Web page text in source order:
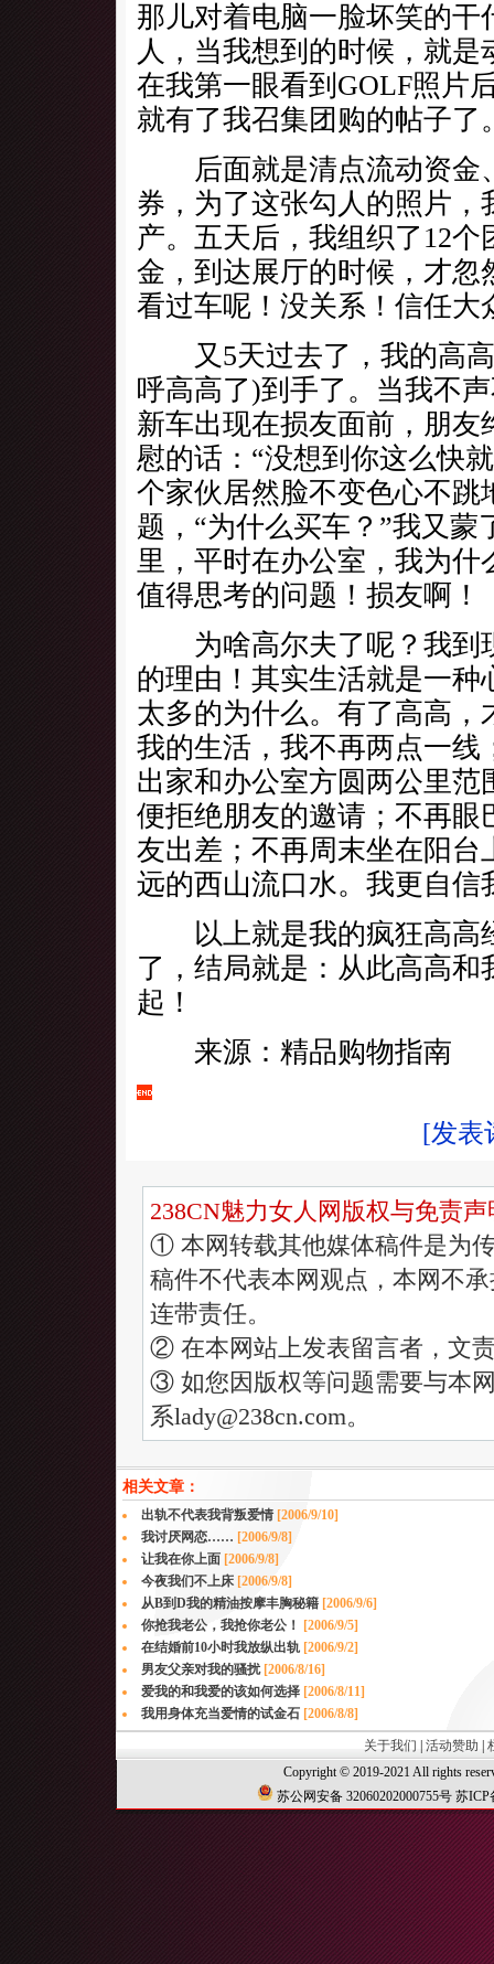
那儿对着电脑一脸坏笑的干
人，当我想到的时候，就
在我第一眼看到GOLF照片
就有了我召集团购的帖子了
后面就是清点流动资金
券，为了这张勾人的照片，
产。五天后，我组织了12个
金，到达展厅的时候，才忽
看过车呢！没关系！信任大
又5天过去了，我的高高
呼高高了)到手了。当我不
新车出现在损友面前，朋友
慰的话：“没想到你这么快
个家伙居然脸不变色心不跳
题，“为什么买车？”我又蒙
里，平时在办公室，我为什
值得思考的问题！损友啊！
为啥高尔夫了呢？我到
的理由！其实生活就是一种
太多的为什么。有了高高，
我的生活，我不再两点一线
出家和办公室方圆两公里范
便拒绝朋友的邀请；不再眼
友出差；不再周末坐在阳台
远的西山流口水。我更自信
以上就是我的疯狂高高
了，结局就是：从此高高和
起！
来源：精品购物指南
[发表
238CN魅力女人网版权与免责声
① 本网转载其他媒体稿件是为
稿件不代表本网观点，本网不
连带责任。
② 在本网站上发表留言者，文
③ 如您因版权等问题需要与本
系lady@238cn.com。
相关文章：
出轨不代表我背叛爱情 [2006/9/10]
我讨厌网恋…… [2006/9/8]
让我在你上面 [2006/9/8]
今夜我们不上床 [2006/9/8]
从B到D我的精油按摩丰胸秘籍 [2006/9/6]
你抢我老公，我抢你老公！
[2006/9/5]
在结婚前10小时我放纵出轨 [2006/9/2]
男友父亲对我的骚扰[2006/8/16]
爱我的和我爱的该如何选择 [2006/8/11]
我用身体充当爱情的试金石 [2006/8/8]